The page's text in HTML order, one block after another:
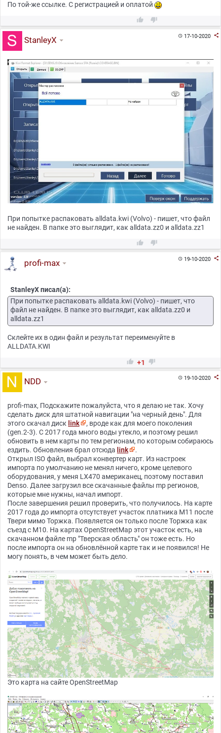
По той-же ссылке. С регистрацией и оплатой
 
17-10-2020 
StanleyX
При попытке распаковать alldata.kwi (Volvo) - пишет, что файл
не найден. В папке это выглядит, как alldata.zz0 и alldata.zz1
 
19-10-2020 
profi-max
StanleyX писал(а):
При попытке распаковать alldata.kwi (Volvo) - пишет, что
файл не найден. В папке это выглядит, как alldata.zz0 и
alldata.zz1
Склейте их в один файл и результат переименуйте в
ALLDATA.KWI
 +1 
19-10-2020 
NDD
profi-max, Подскажите пожалуйста, что я делаю не так. Хочу
сделать диск для штатной навигации "на черный день". Для
этого скачал диск link
, вроде как для моего поколения
(gen.2-3). С 2017 года много воды утекло, и поэтому решил
обновить в нем карты по тем регионам, по которым собираюсь
ездить. Обновления брал отсюда link
.
Открыл ISO файл, выбрал конвертер карт. Из настроек
импорта по умолчанию не менял ничего, кроме целевого
оборудования, у меня LX470 американец, поэтому поставил
Denso. Далее загрузил все скачанные файлы mp регионов,
которые мне нужны, начал импорт.
После завершения решил проверить, что получилось. На карте
2017 года до импорта отсутствует участок платника М11 после
Твери мимо Торжка. Появляется он только после Торжка как
съезд с М10. На картах OpenStreetMap этот участок есть, на
скачанном файле mp "Тверская область" он тоже есть. Но
после импорта он на обновлённой карте так и не появился! Не
могу понять, в чем может быть дело.
Это карта на сайте OpenStreetMap